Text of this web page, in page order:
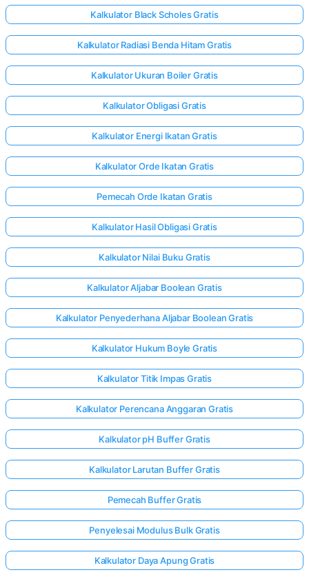
Kalkulator Black Scholes Gratis
Kalkulator Radiasi Benda Hitam Gratis
Kalkulator Ukuran Boiler Gratis
Kalkulator Obligasi Gratis
Kalkulator Energi Ikatan Gratis
Kalkulator Orde Ikatan Gratis
Pemecah Orde Ikatan Gratis
Kalkulator Hasil Obligasi Gratis
Kalkulator Nilai Buku Gratis
Kalkulator Aljabar Boolean Gratis
Kalkulator Penyederhana Aljabar Boolean Gratis
Kalkulator Hukum Boyle Gratis
Kalkulator Titik Impas Gratis
Kalkulator Perencana Anggaran Gratis
Kalkulator pH Buffer Gratis
Kalkulator Larutan Buffer Gratis
Pemecah Buffer Gratis
Penyelesai Modulus Bulk Gratis
Kalkulator Daya Apung Gratis